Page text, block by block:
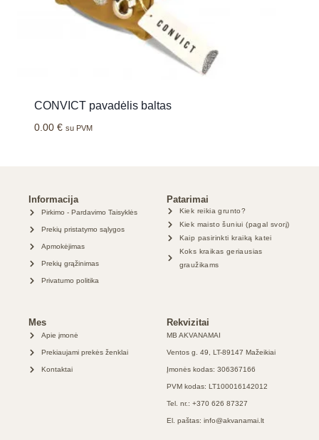
CONVICT pavadėlis baltas
0.00 € su PVM
Informacija
Pirkimo - Pardavimo Taisyklės
Prekių pristatymo sąlygos
Apmokėjimas
Prekių grąžinimas
Privatumo politika
Patarimai
Kiek reikia grunto?
Kiek maisto šuniui (pagal svorį)
Kaip pasirinkti kraiką katei
Koks kraikas geriausias
graužikams
Mes
Apie įmonė
Prekiaujami prekės ženklai
Kontaktai
Rekvizitai
MB AKVANAMAI
Ventos g. 49, LT-89147 Mažeikiai
Įmonės kodas: 306367166
PVM kodas: LT100016142012
Tel. nr.: +370 626 87327
El. paštas: info@akvanamai.lt